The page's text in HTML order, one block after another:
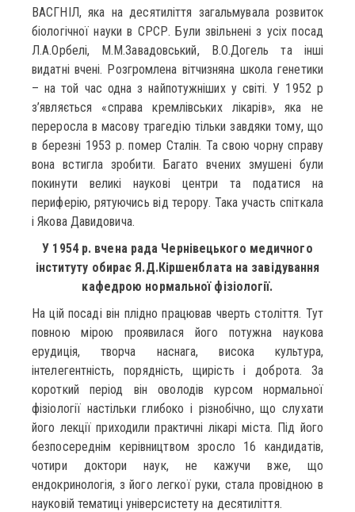
ВАСГНІЛ, яка на десятиліття загальмувала розвиток
біологічної науки в СРСР. Були звільнені з усіх посад
Л.А.Орбелі, М.М.Завадовський, В.О.Догель та інші
видатні вчені. Розгромлена вітчизняна школа генетики
– на той час одна з найпотужніших у світі. У 1952 р
з’являється «справа кремлівських лікарів», яка не
переросла в масову трагедію тільки завдяки тому, що
в березні 1953 р. помер Сталін. Та свою чорну справу
вона встигла зробити. Багато вчених змушені були
покинути великі наукові центри та податися на
периферію, рятуючись від терору. Така участь спіткала
і Якова Давидовича.
У 1954 р. вчена рада Чернівецького медичного
інституту обирає Я.Д.Кіршенблата на завідування
кафедрою нормальної фізіології.
На цій посаді він плідно працював чверть століття. Тут
повною мірою проявилася його потужна наукова
ерудиція, творча наснага, висока культура,
інтелегентність, порядність, щирість і доброта. За
короткий період він оволодів курсом нормальної
фізіології настільки глибоко і різнобічно, що слухати
його лекції приходили практичні лікарі міста. Під його
безпосереднім керівництвом зросло 16 кандидатів,
чотири доктори наук, не кажучи вже, що
ендокринологія, з його легкої руки, стала провідною в
науковій тематиці універсистету на десятиліття.